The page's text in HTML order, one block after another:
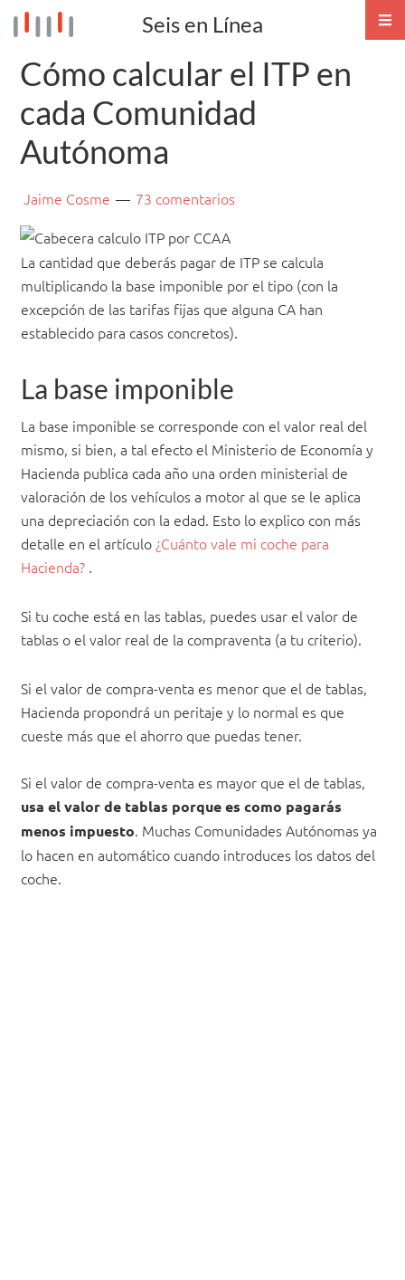
Seis en Línea
Cómo calcular el ITP en
cada Comunidad
Autónoma
Jaime Cosme 73 comentarios
La cantidad que deberás pagar de ITP se calcula
multiplicando la base imponible por el tipo (con la
excepción de las tarifas fijas que alguna CA han
establecido para casos concretos).
La base imponible
La base imponible se corresponde con el valor real del
mismo, si bien, a tal efecto el Ministerio de Economía y
Hacienda publica cada año una orden ministerial de
valoración de los vehículos a motor al que se le aplica
una depreciación con la edad. Esto lo explico con más
detalle en el artículo ¿Cuánto vale mi coche para
Hacienda? .
Si tu coche está en las tablas, puedes usar el valor de
tablas o el valor real de la compraventa (a tu criterio).
Si el valor de compra-venta es menor que el de tablas,
Hacienda propondrá un peritaje y lo normal es que
cueste más que el ahorro que puedas tener.
Si el valor de compra-venta es mayor que el de tablas,
usa el valor de tablas porque es como pagarás
menos impuesto. Muchas Comunidades Autónomas ya
lo hacen en automático cuando introduces los datos del
coche.